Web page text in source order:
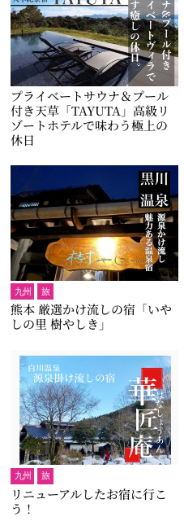
プライベートサウナ＆プール
付き天草「TAYUTA」高級リ
ゾートホテルで味わう極上の
休日
九州 旅
熊本 厳選かけ流しの宿「いや
しの里 樹やしき」
九州 旅
リニューアルしたお宿に行こ
う！